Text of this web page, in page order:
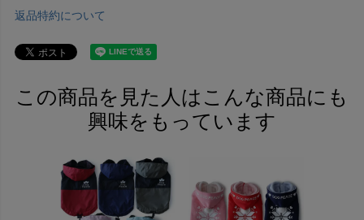
返品特約について
この商品を見た人はこんな商品にも
興味をもっています